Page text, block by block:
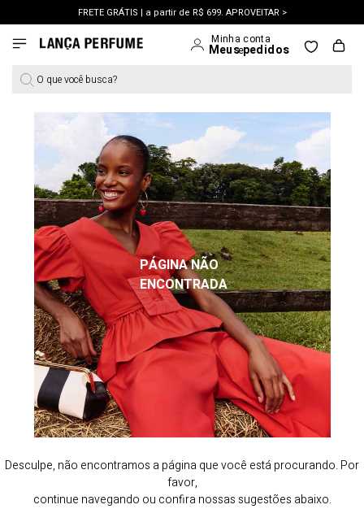
FRETE GRÁTIS | a partir de R$ 699. APROVEITAR >
PERSONAL SHOPPER | garanta benefícios exclusivos. CONSULTAR >
O que você busca?
PÁGINA NÃO
ENCONTRADA
Desculpe, não encontramos a página que você está procurando. Por
favor,
continue navegando ou confira nossas sugestões abaixo.